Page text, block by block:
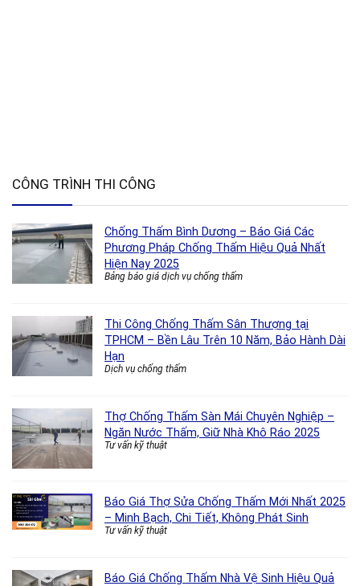
CÔNG TRÌNH THI CÔNG
Chống Thấm Bình Dương – Báo Giá Các
Phương Pháp Chống Thấm Hiệu Quả Nhất
Hiện Nay 2025
Bảng báo giá dịch vụ chống thấm
Thi Công Chống Thấm Sân Thượng tại
TPHCM – Bền Lâu Trên 10 Năm, Bảo Hành Dài
Hạn
Dịch vụ chống thấm
Thợ Chống Thấm Sàn Mái Chuyên Nghiệp –
Ngăn Nước Thấm, Giữ Nhà Khô Ráo 2025
Tư vấn kỹ thuật
Báo Giá Thợ Sửa Chống Thấm Mới Nhất 2025
– Minh Bạch, Chi Tiết, Không Phát Sinh
Tư vấn kỹ thuật
Báo Giá Chống Thấm Nhà Vệ Sinh Hiệu Quả